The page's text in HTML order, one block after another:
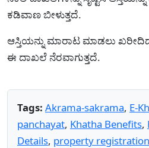
ಕಡಿವಾಣ ಬೀಳುತ್ತದೆ.
ಆಸ್ತಿಯನ್ನು ಮಾರಾಟ ಮಾಡಲು
ಈ ದಾಖಲೆ ನೆರವಾಗುತ್ತದೆ.
Tags: Akrama-sakrama, E-
panchayat, Khatha Benefits,
Details, property registration